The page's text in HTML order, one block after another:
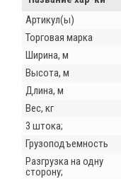
Артикул(ы)
Торговая марка
Ширина, м
Высота, м
Длина, м
Вес, кг
3 штока;
Грузоподъемность
Разгрузка на одну
сторону;